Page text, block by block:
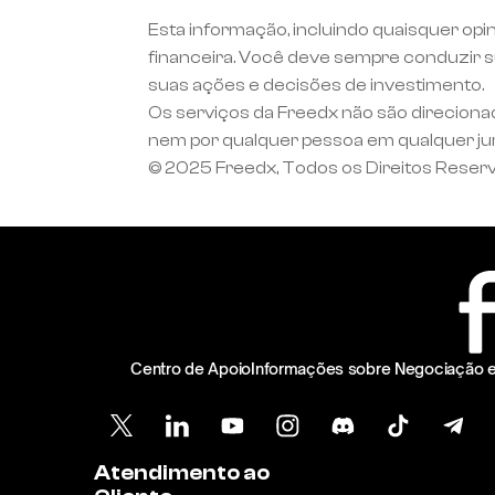
Esta informação, incluindo quaisquer
financeira. Você deve sempre conduzir
suas ações e decisões de investimento.
Os serviços da Freedx não são
nem por qualquer pessoa em qualquer
© 2025 Freedx, Todos os Direitos
Centro de ApoioInformações sobre Negociação
Atendimento ao